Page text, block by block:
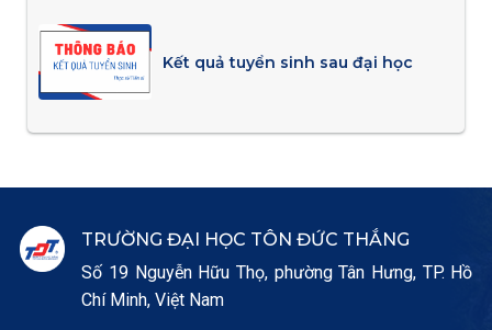
Kết quả tuyển sinh sau đại học
TRƯỜNG ĐẠI HỌC TÔN ĐỨC THẮNG
Số 19 Nguyễn Hữu Thọ, phường Tân Hưng, TP. Hồ
Chí Minh, Việt Nam